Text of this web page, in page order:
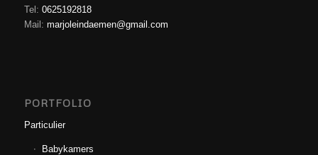
Tel: 0625192818
Mail: marjoleindaemen@gmail.com
PORTFOLIO
Particulier
Babykamers